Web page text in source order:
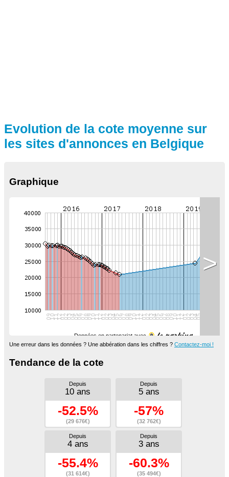
Evolution de la cote moyenne sur
les sites d'annonces en Belgique
Graphique
Données en partenariat avec
>
Une erreur dans les données ? Une abbération dans les chiffres ? Contactez-moi !
Tendance de la cote
Depuis
10 ans
-52.5%
(29 676€)
Depuis
5 ans
-57%
(32 762€)
Depuis
4 ans
-55.4%
(31 614€)
Depuis
3 ans
-60.3%
(35 494€)